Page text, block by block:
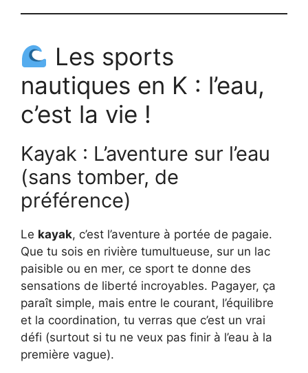
Les sports
nautiques en K : l’eau,
c’est la vie !
Kayak : L’aventure sur l’eau
(sans tomber, de
préférence)
Le kayak, c’est l’aventure à portée de pagaie.
Que tu sois en rivière tumultueuse, sur un lac
paisible ou en mer, ce sport te donne des
sensations de liberté incroyables. Pagayer, ça
paraît simple, mais entre le courant, l’équilibre
et la coordination, tu verras que c’est un vrai
défi (surtout si tu ne veux pas finir à l’eau à la
première vague).